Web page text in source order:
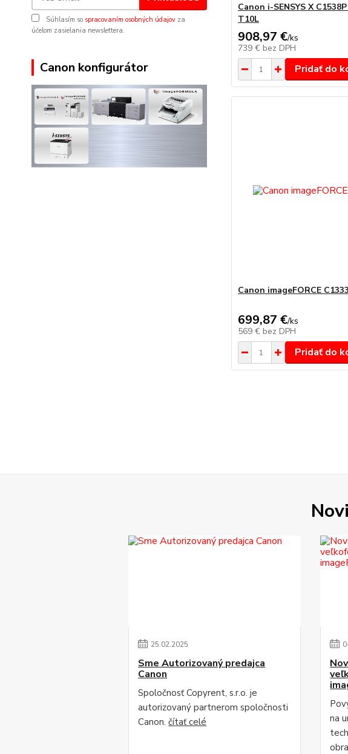
Súhlasím so spracovaním osobných údajov za
účelom zasielania newslettera.
Canon konfigurátor
Canon i-SENSYS X
T10L
908,97 €/ks
739 € bez DPH
Pridať do
Canon imageFORCE
699,87 €/ks
569 € bez DPH
Pridať do
25.02.2025
Sme Autorizovaný predajca
Canon
Spoločnosť Copyrent, s.r.o. je
autorizovaný partnerom spoločnosti
Canon.čítať celé
na